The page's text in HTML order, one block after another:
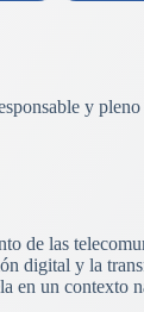
y
de las
digital y la
en un contexto